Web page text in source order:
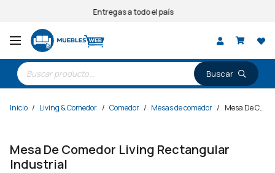
Entregas a todo el país
Búsqueda
de
productos
Inicio / Living & Comedor / Comedor / Mesas de comedor / Mesa De Comedor Living Rectangular Industrial
Mesa De Comedor Living Rectangular
Industrial